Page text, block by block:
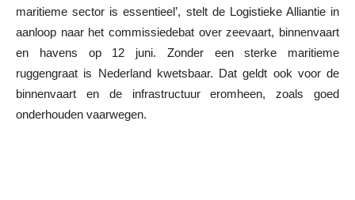
maritieme sector is essentieel’, stelt de Logistieke Alliantie in
aanloop naar het commissiedebat over zeevaart, binnenvaart
en havens op 12 juni. Zonder een sterke maritieme
ruggengraat is Nederland kwetsbaar. Dat geldt ook voor de
binnenvaart en de infrastructuur eromheen, zoals goed
onderhouden vaarwegen.